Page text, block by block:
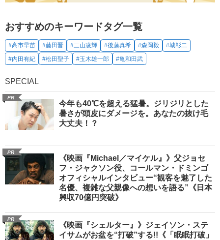
おすすめのキーワードタグ一覧
#高市早苗 #藤田晋 #三山凌輝 #後藤真希 #森岡毅
#城彰二
#内田有紀
#松田聖子 #玉木雄一郎 #亀和田武
SPECIAL
PR
今年も40℃を超える猛暑。ジリジリとした
暑さが頭皮にダメージを。あなたの抜け毛
大丈夫！？
PR
《映画『Michael／マイケル』》父ジョセ
フ・ジャクソン役、コールマン・ドミンゴ
オフィシャルインタビュー“観客を魅了した
名優、複雑な父親像への想いを語る”《日本
興収70億円突破》
PR
《映画『シェルター』》ジェイソン・ステ
イサムがお盆を“打破”する!!《「眠眠打破」